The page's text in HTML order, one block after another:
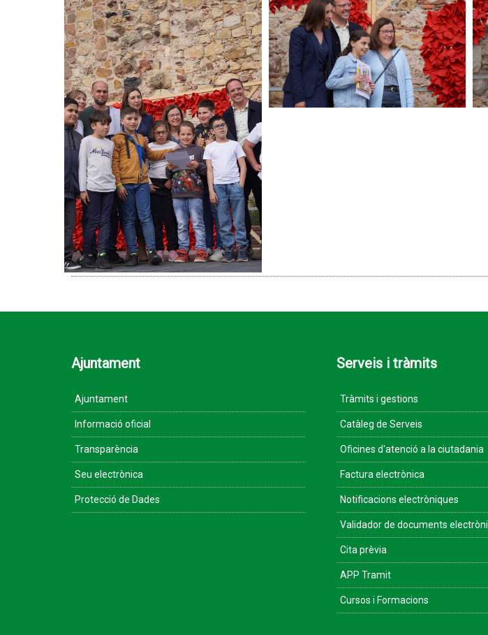
Ajuntament
Ajuntament
Informació oficial
Transparència
Seu electrònica
Protecció de Dades
Serveis i tràmits
Tràmits i gestions
Catàleg de Serveis
Oficines d'atenció a la ciutadania
Factura electrònica
Notificacions electròniques
Validador de documents
Cita prèvia
APP Tramit
Cursos i Formacions